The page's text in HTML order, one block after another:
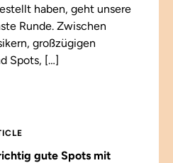
haben, geht unsere
Runde. Zwischen
großzügigen
Spots, […]
gute Spots mit